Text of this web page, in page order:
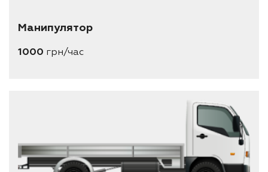
Манипулятор
1000 грн/час